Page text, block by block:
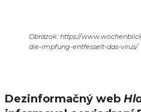
Obrázok: https://
die-impfung-entfesselt-das-virus/
Dezinformačný web